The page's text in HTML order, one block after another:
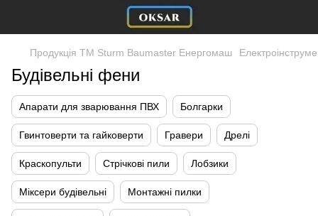
Продукція ТМ Sturm Baumaster Енергомаш
Будівельні фени
Апарати для зварювання ПВХ Болгарки
Гвинтоверти та гайковерти Гравери Дрелі
Краскопульти Стрічкові пили Лобзики
Міксери будівельні Монтажні пилки